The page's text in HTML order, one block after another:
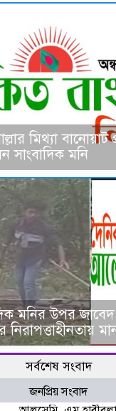
মিথ্যা বানোয়াট
সাংবাদিক মনি
মনির উপর
নিরাপত্তাহীনতায়
সর্বশেষ সংবাদ
জনপ্রিয় সংবাদ